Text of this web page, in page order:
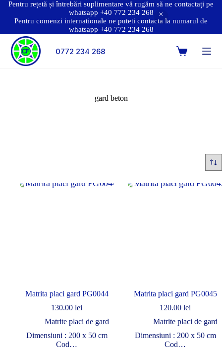
Pentru rețetă și întrebări suplimentare vă rugăm să ne contactați pe
whatsapp +40 772 234 268
Pentru comenzi internationale ne puteti contacta la numarul de
whatsapp +40 772 234 268
0772 234 268
gard beton
Matrita placi gard PG0044
130.00 lei
Matrite placi de gard
Dimensiuni : 200 x 50 cm
Cod…
Matrita placi gard PG0045
120.00 lei
Matrite placi de gard
Dimensiuni : 200 x 50 cm
Cod…